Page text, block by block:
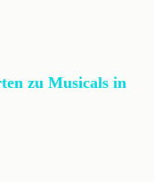
zu Musicals in